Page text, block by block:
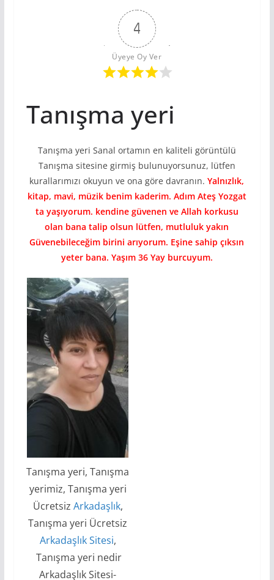
4
Üyeye Oy Ver
Tanışma yeri
Tanışma yeri Sanal ortamın en kaliteli görüntülü
Tanışma sitesine girmiş bulunuyorsunuz, lütfen
kurallarımızı okuyun ve ona göre davranın.Yalnızlık,
kitap, mavi, müzik benim kaderim. Adım Ateş Yozgat
ta yaşıyorum. kendine güvenen ve Allah korkusu
olan bana talip olsun lütfen, mutluluk yakın
Güvenebileceğim birini arıyorum. Eşine sahip çıksın
yeter bana. Yaşım 36 Yay burcuyum.
Tanışma yeri, Tanışma
yerimiz, Tanışma yeri
Ücretsiz Arkadaşlık,
Tanışma yeri Ücretsiz
Arkadaşlık Sitesi,
Tanışma yeri nedir
Arkadaşlık Sitesi-